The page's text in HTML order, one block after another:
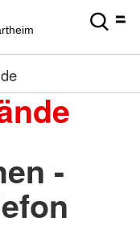
und Heinstetten
-